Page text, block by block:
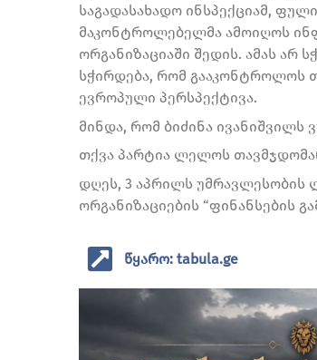
საგადასახადო ინსპექციამ,
მაკონტროლებელმა ამოიღოს
ორგანიზაციაში შედის. ამას არ
სჭირდება, რომ გააკონტროლოს
ევროპული პერსპექტივა.
მინდა, რომ ბიძინა ივანიშვილს
თქვა პარტია ლელოს
დღეს, 3 აპრილს უმრავლესობის
ორგანიზაციების “ფინანსების
წყარო: tabula.ge